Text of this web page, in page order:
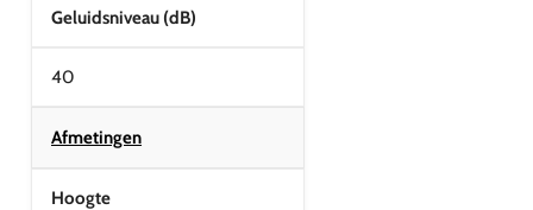
Geluidsniveau (dB)
40
Afmetingen
Hoogte